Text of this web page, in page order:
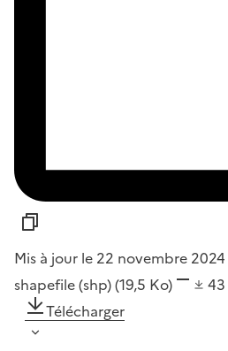
Mis à jour le 22 novembre 2024
shapefile (shp)(19,5 Ko) 43
Télécharger